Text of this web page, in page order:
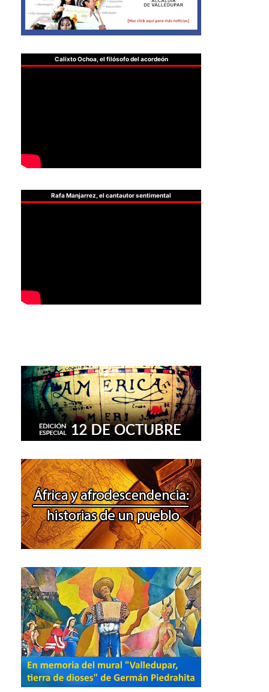
Calixto Ochoa, el filósofo del acordeón
Rafa Manjarrez, el cantautor sentimental